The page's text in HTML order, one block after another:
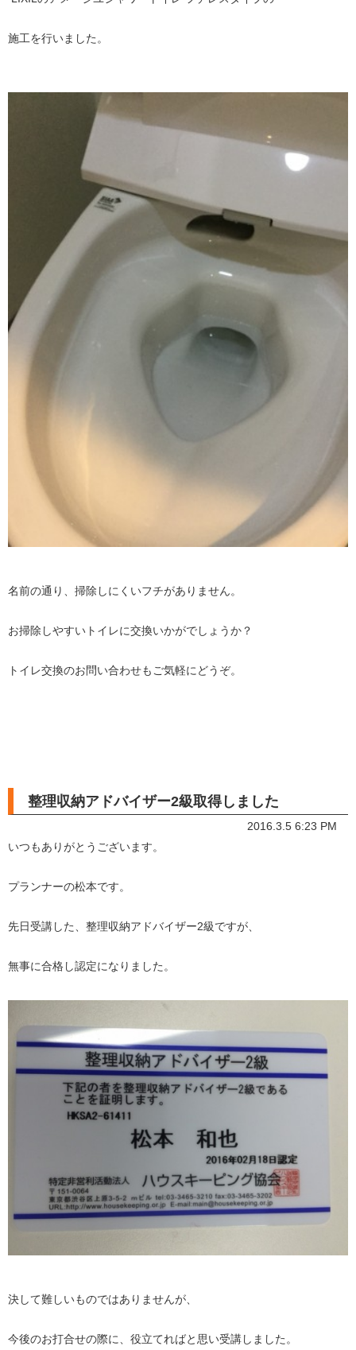
施工を行いました。
名前の通り、掃除しにくいフチがありません。
お掃除しやすいトイレに交換いかがでしょうか？
トイレ交換のお問い合わせもご気軽にどうぞ。
整理収納アドバイザー2級取得しました
2016.3.5 6:23 PM
いつもありがとうございます。
プランナーの松本です。
先日受講した、整理収納アドバイザー2級ですが、
無事に合格し認定になりました。
決して難しいものではありませんが、
今後のお打合せの際に、役立てればと思い受講しました。